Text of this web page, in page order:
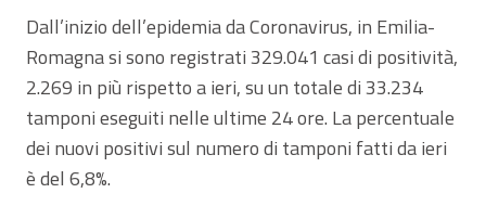
Dall’inizio dell’epidemia da Coronavirus, in Emilia-
Romagna si sono registrati 329.041 casi di positività,
2.269 in più rispetto a ieri, su un totale di 33.234
tamponi eseguiti nelle ultime 24 ore. La percentuale
dei nuovi positivi sul numero di tamponi fatti da ieri
è del 6,8%.